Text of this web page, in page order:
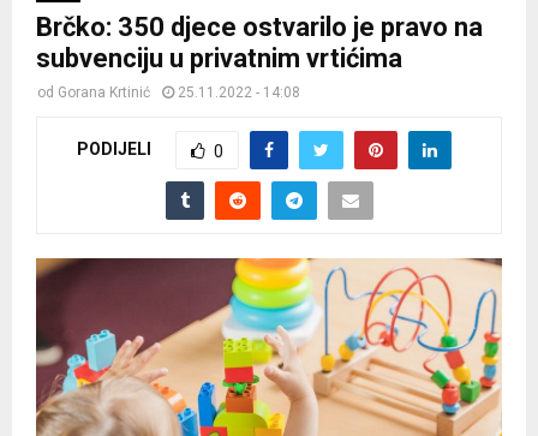
Brčko: 350 djece ostvarilo je pravo na
subvenciju u privatnim vrtićima
od Gorana Krtinić 25.11.2022 - 14:08
PODIJELI 0